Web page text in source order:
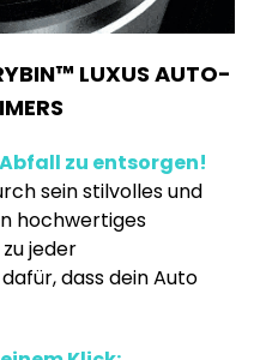
LUXUS AUTO-
zu entsorgen!
sein stilvolles und
hochwertiges
jeder
dass dein Auto